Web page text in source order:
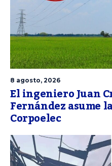
8 agosto, 2026
El ingeniero Juan
Fernández asume
Corpoelec